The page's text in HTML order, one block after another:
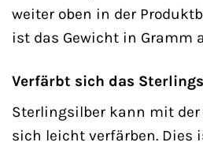
weiter oben in der
ist das Gewicht in Gramm
Verfärbt sich das
Sterlingsilber kann mit
sich leicht verfärben. Dies